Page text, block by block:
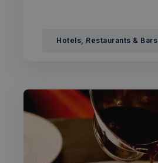
Hotels, Restaurants & Bars